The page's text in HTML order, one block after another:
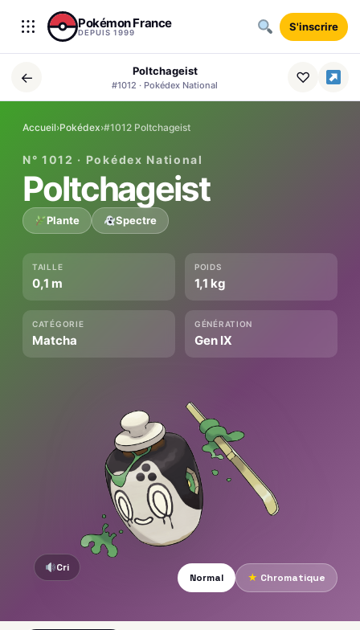
Aller au contenu
Pokémon France
DEPUIS 1999 S'inscrire
← Poltchageist
#1012 · Pokédex National ♡
Accueil›Pokédex›#1012 Poltchageist
N° 1012 · Pokédex National
Poltchageist
Plante Spectre
TAILLE
0,1 m
POIDS
1,1 kg
CATÉGORIE
Matcha
GÉNÉRATION
Gen IX
Cri
Normal
★ Chromatique